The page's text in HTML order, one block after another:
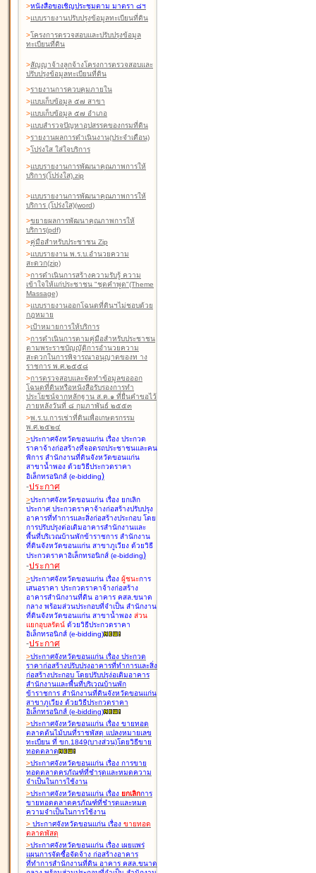
>หนังสือขอเชิญประชุมตาม มาตรา ๘ฯ
>แบบรายงานปรับปรุงข้อมูลทะเบียนที่ดิน
>โครงการตรวจสอบและปรับปรุงข้อมูล
ทะเบียนที่ดิน
>สัญญาจ้างลูกจ้างโครงการตรวจสอบและ
ปรับปรุงข้อมูลทะเบียนที่ดิน
>รายงานการควบคุมภายใน
>แบบเก็บข้อมูล ๕๗ สาขา
>แบบเก็บข้อมูล ๕๗ อำเภอ
>แบบสำรวจปัญหาอุปสรรคของกรมที่ดิน
>รายงานผลการดำเนินงาน(ประจำเดือน)
>โปร่งใส ใส่ใจบริการ
>แบบรายงานการพัฒนาคุณภาพการให้
บริการ(โปร่งใส).zip
>แบบรายงานการพัฒนาคุณภาพการให้
บริการ (โปร่งใส)(word)
>ขยายผลการพัฒนาคุณภาพการให้
บริการ(pdf)
>คู่มือสำหรับประชาชน Zip
>แบบรายงาน พ.ร.บ.อำนวยความ
สะดวก(zip)
>การดำเนินการสร้างความรับรู้ ความ
เข้าใจให้แก่ประชาชน "ชุดคำพูด"(Theme
Massage)
>แบบรายงานออกโฉนดที่ดินฯไม่ชอบด้วย
กฎหมาย
>เป้าหมายการให้บริการ
>การดำเนินการตามคู่มือสำหรับประชาชน
ตามพระราชบัญญัติการอำนวยความ
สะดวกในการพิจารณาอนุญาตของท าง
ราชการ พ.ศ.๒๕๕๘
>การตรวจสอบและจัดทำข้อมูลขอออก
โฉนดที่ดินหรือหนังสือรับรองการทำ
ประโยชน์จากหลักฐาน ส.ค.๑ ที่ยื่นคำขอไว้
ภายหลังวันที่ ๘ กุมภาพันธ์ ๒๕๕๓
>พ.ร.บ.การเช่าที่ดินเพื่อเกษตรกรรม
พ.ศ.๒๕๒๔
>ประกาศจังหวัดขอนแก่น เรื่อง ประกวด
ราคาจ้างก่อสร้างที่จอดรถประชาชนและคน
พิการ สำนักงานที่ดินจังหวัดขอนแก่น
สาขาน้ำพอง ด้วยวิธีประกวดราคา
อิเล็กทรอนิกส์ (e-bidding)
-ประกาศ
>ประกาศจังหวัดขอนแก่น เรื่อง ยกเลิก
ประกาศ ประกวดราคาจ้างก่อสร้างปรับปรุง
อาคารที่ทำการและสิ่งก่อสร้างประกอบ โดย
การปรับปรุงต่อเติมอาคารสำนักงานและ
พื้นที่บริเวณบ้านพักข้าราชการ สำนักงาน
ที่ดินจังหวัดขอนแก่น สาขาภูเวียง ด้วยวิธี
ประกวดราคาอิเล็กทรอนิกส์ (e-bidding)
-ประกาศ
>ประกาศจังหวัดขอนแก่น เรื่อง ผู้ชนะการ
เสนอราคา ประกวดราคาจ้างก่อสร้าง
อาคารสำนักงานที่ดิน อาคาร คสล.ขนาด
กลาง พร้อมส่วนประกอบที่จำเป็น สำนักงาน
ที่ดินจังหวัดขอนแก่น สาขาน้ำพอง ส่วน
แยกอุบลรัตน์ ด้วยวิธีประกวดราคา
อิเล็กทรอนิกส์ (e-bidding)
-ประกาศ
>ประกาศจังหวัดขอนแก่น เรื่อง ประกวด
ราคาก่อสร้างปรับปรุงอาคารที่ทำการและสิ่ง
ก่อสร้างประกอบ โดยปรับปรุง่อเติมอาคาร
สำนักงานและพื้นที่บริเวณบ้านพัก
ข้าราชการ สำนักงานที่ดินจังหวัดขอนแก่น
สาขาภูเวียง ด้วยวิธีประกวดราคา
อิเล็กทรอนิกส์ (e-bidding)
>ประกาศจังหวัดขอนแก่น เรื่อง ขายทอด
ตลาดต้นไม้บนที่ราชพัสดุ แปลงหมายเลข
ทะเบียน ที่ ขก.1849(บางส่วน)โดยวิธีขาย
ทอดตลาด
>ประกาศจังหวัดขอนแก่น เรื่อง การขาย
ทอดตลาดครุภัณฑ์ที่ชำรุดและหมดความ
จำเป็นในการใช้งาน
>ประกาศจังหวัดขอนแก่น เรื่อง ยกเลิกการ
ขายทอดตลาดครุภัณฑ์ที่ชำรุดและหมด
ความจำเป็นในการใช้งาน
> ประกาศจังหวัดขอนแก่น เรื่อง ขายทอด
ตลาดพัสดุ
>ประกาศจังหวัดขอนแก่น เรื่อง เผยแพร่
แผนการจัดซื้อจัดจ้าง ก่อสร้างอาคาร
ที่ทำการสำนักงานที่ดิน อาคาร คสล.ขนาด